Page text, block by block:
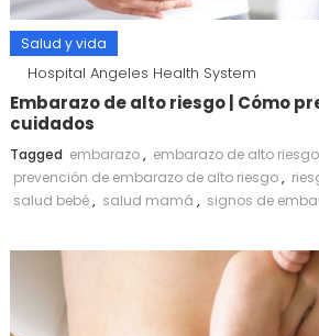
Salud y vida
Hospital Angeles Health System
Embarazo de alto riesgo | Cómo
cuidados
Tagged embarazo, embarazo de alto riesgo
prevención de embarazo de alto riesgo,
salud bebé, salud mamá , signos de